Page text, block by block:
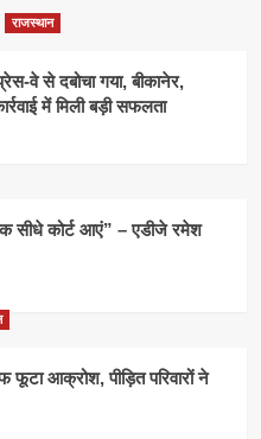
राजस्थान
वे से दबोचा गया, बीकानेर,
में मिली बड़ी सफलता
सीधे कोर्ट आएं” – एडीजे रमेश
फूटा आक्रोश, पीड़ित परिवारों ने